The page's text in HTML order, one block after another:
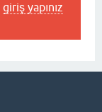
giriş yapınız